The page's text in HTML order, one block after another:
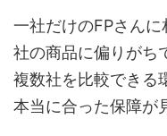
一社だけのFPさん
社の商品に偏りがち
複数社を比較できる
本当に合った保障が